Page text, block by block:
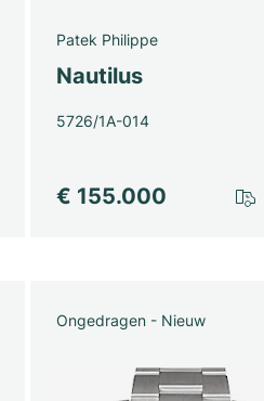
Patek Philippe
Nautilus
5726/1A-014
€ 155.000
Ongedragen - Nieuw